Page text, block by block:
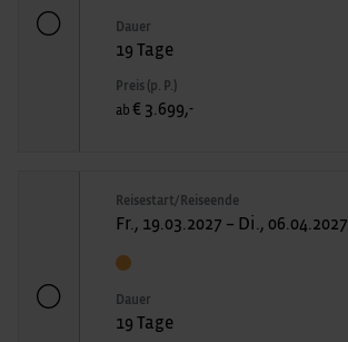
Dauer
19 Tage
Preis (p. P.)
ab € 3.699,-
Reisestart/Reiseende
Fr., 19.03.2027 – Di., 06.04.2027
Dauer
19 Tage